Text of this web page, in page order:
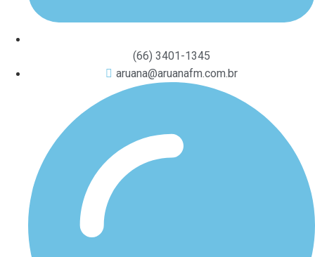
(66) 3401-1345
aruana@aruanafm.com.br